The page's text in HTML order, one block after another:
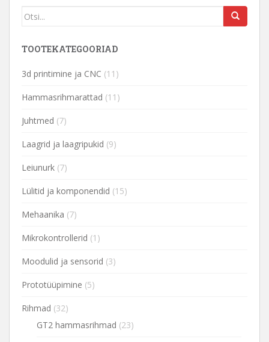
TOOTEKATEGOORIAD
3d printimine ja CNC (11)
Hammasrihmarattad (11)
Juhtmed (7)
Laagrid ja laagripukid (9)
Leiunurk (7)
Lülitid ja komponendid (15)
Mehaanika (7)
Mikrokontrollerid (1)
Moodulid ja sensorid (3)
Prototüüpimine (5)
Rihmad (32)
GT2 hammasrihmad (23)